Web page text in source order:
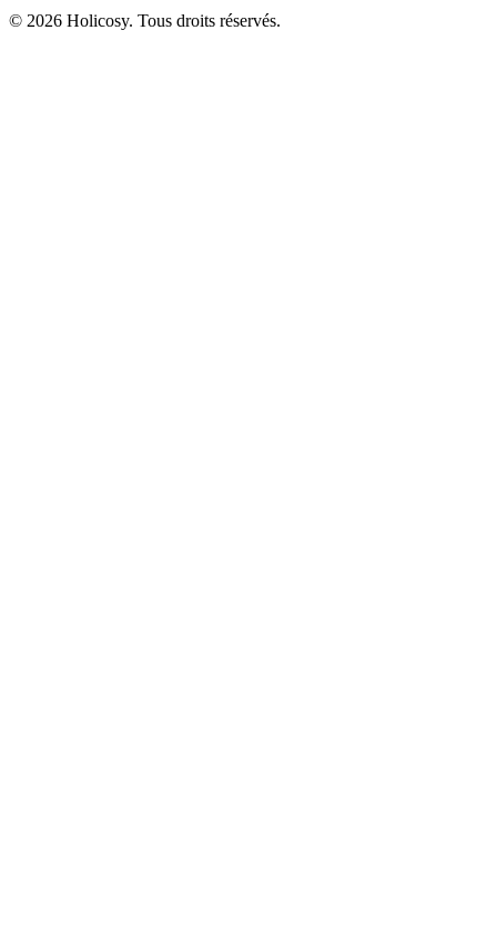
© 2026 Holicosy. Tous droits réservés.